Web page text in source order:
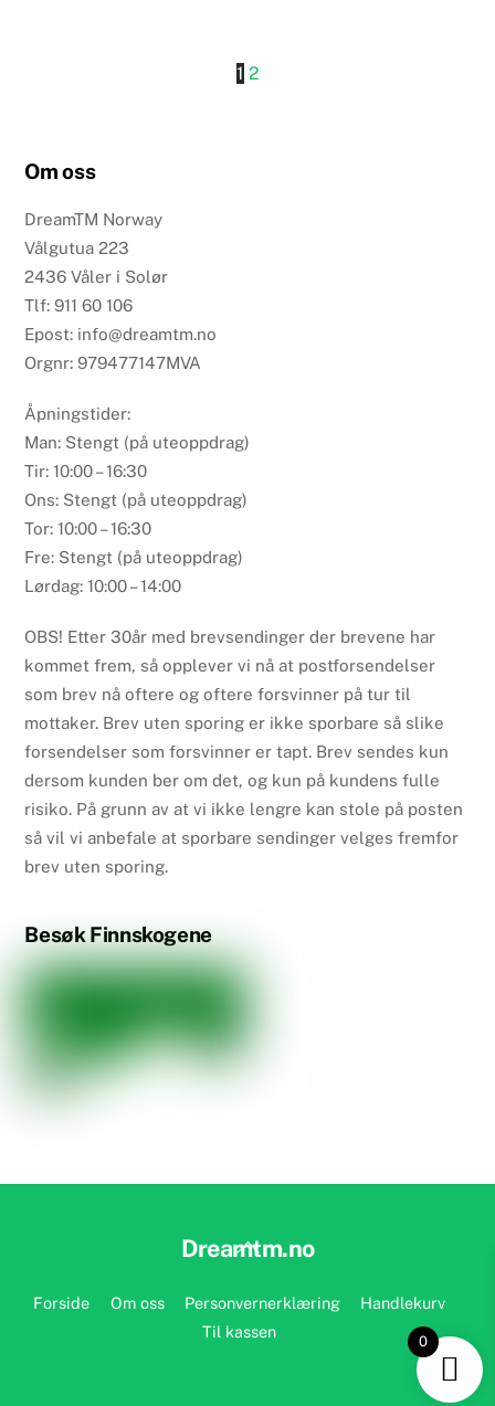
1 2
Om oss
DreamTM Norway
Vålgutua 223
2436 Våler i Solør
Tlf: 911 60 106
Epost: info@dreamtm.no
Orgnr: 979477147MVA
Åpningstider:
Man: Stengt (på uteoppdrag)
Tir: 10:00 – 16:30
Ons: Stengt (på uteoppdrag)
Tor: 10:00 – 16:30
Fre: Stengt (på uteoppdrag)
Lørdag: 10:00 – 14:00
OBS! Etter 30år med brevsendinger der brevene har
kommet frem, så opplever vi nå at postforsendelser
som brev nå oftere og oftere forsvinner på tur til
mottaker. Brev uten sporing er ikke sporbare så slike
forsendelser som forsvinner er tapt. Brev sendes kun
dersom kunden ber om det, og kun på kundens fulle
risiko. På grunn av at vi ikke lengre kan stole på posten
så vil vi anbefale at sporbare sendinger velges fremfor
brev uten sporing.
Besøk Finnskogene
Back
Top
Dreamtm.no
Forside Om oss Personvernerklæring
Handlekurv
Til kassen
0